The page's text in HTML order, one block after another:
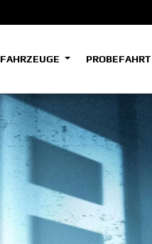
FAHRZEUGE PROBEFAHRT